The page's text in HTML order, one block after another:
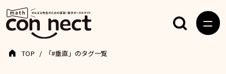
TOP 「#垂直」のタグ一覧